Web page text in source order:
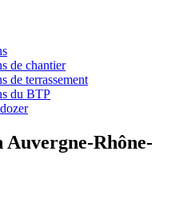
de chantier
de terrassement
du BTP
Rhône-